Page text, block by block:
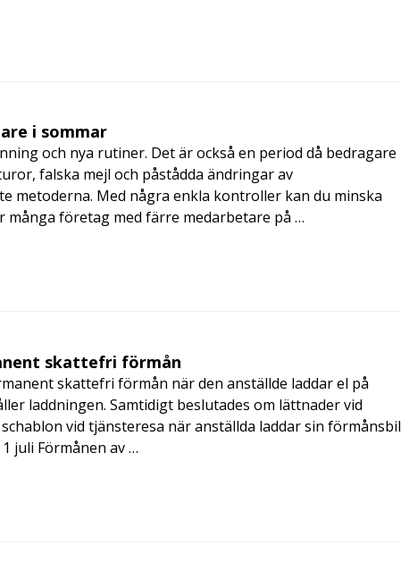
i sommar
och nya rutiner. Det är också en period då bedragare
falska mejl och påstådda ändringar av
metoderna. Med några enkla kontroller kan du minska
företag med färre medarbetare på …
skattefri förmån
skattefri förmån när den anställde laddar el på
laddningen. Samtidigt beslutades om lättnader vid
vid tjänsteresa när anställda laddar sin förmånsbil
juli Förmånen av …